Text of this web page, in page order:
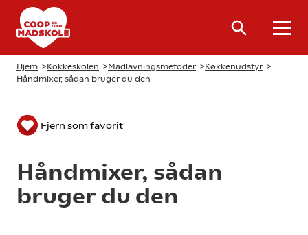
Hjem >Kokkeskolen >Madlavningsmetoder >Køkkenudstyr >
Håndmixer, sådan bruger du den
Fjern som favorit
Håndmixer, sådan
bruger du den